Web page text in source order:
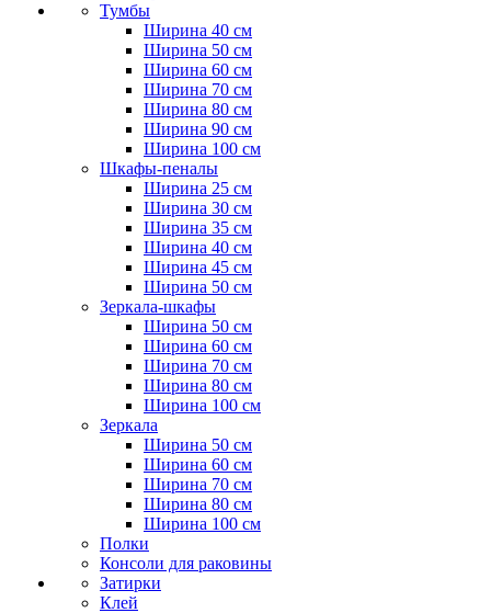
Тумбы
Ширина 40 см
Ширина 50 см
Ширина 60 см
Ширина 70 см
Ширина 80 см
Ширина 90 см
Ширина 100 см
Шкафы-пеналы
Ширина 25 см
Ширина 30 см
Ширина 35 см
Ширина 40 см
Ширина 45 см
Ширина 50 см
Зеркала-шкафы
Ширина 50 см
Ширина 60 см
Ширина 70 см
Ширина 80 см
Ширина 100 см
Зеркала
Ширина 50 см
Ширина 60 см
Ширина 70 см
Ширина 80 см
Ширина 100 см
Полки
Консоли для раковины
Затирки
Клей